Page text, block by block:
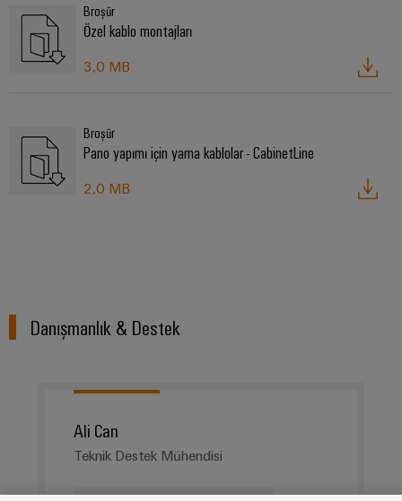
Broşür
Özel kablo montajları
3,0 MB
Broşür
Pano yapımı için yama kablolar - CabinetLine
2,0 MB
Danışmanlık & Destek
Ali Can
Teknik Destek Mühendisi